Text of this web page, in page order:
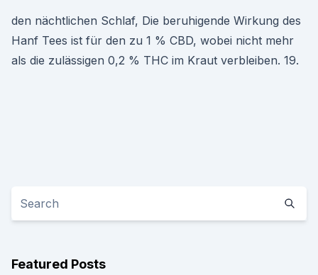
den nächtlichen Schlaf, Die beruhigende Wirkung des
Hanf Tees ist für den zu 1 % CBD, wobei nicht mehr
als die zulässigen 0,2 % THC im Kraut verbleiben. 19.
Featured Posts